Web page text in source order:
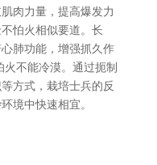
肉力量，提高爆发力
怕火相似要道。长
肺功能，增强抓久作
不能冷漠。通过扼制
方式，栽培士兵的反
境中快速相宜。